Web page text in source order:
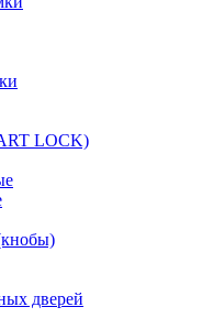
LOCK)
дверей